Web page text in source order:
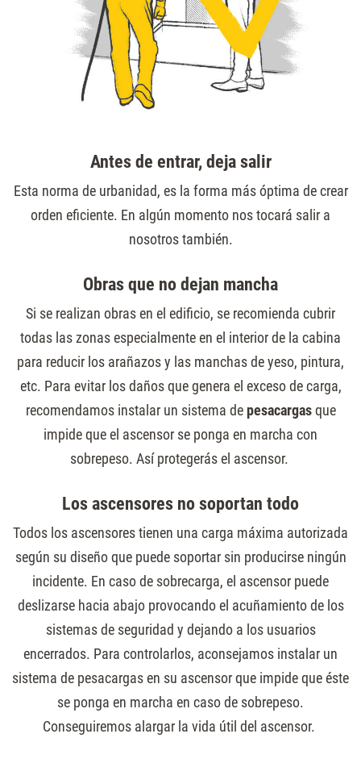
Antes de entrar, deja salir
Esta norma de urbanidad, es la forma más óptima de crear
orden eficiente. En algún momento nos tocará salir a
nosotros también.
Obras que no dejan mancha
Si se realizan obras en el edificio, se recomienda cubrir
todas las zonas especialmente en el interior de la cabina
para reducir los arañazos y las manchas de yeso, pintura,
etc. Para evitar los daños que genera el exceso de carga,
recomendamos instalar un sistema de pesacargasque
impide que el ascensor se ponga en marcha con
sobrepeso. Así protegerás el ascensor.
Los ascensores no soportan todo
Todos los ascensores tienen una carga máxima autorizada
según su diseño que puede soportar sin producirse ningún
incidente. En caso de sobrecarga, el ascensor puede
deslizarse hacia abajo provocando el acuñamiento de los
sistemas de seguridad y dejando a los usuarios
encerrados. Para controlarlos, aconsejamos instalar un
sistema de pesacargas en su ascensor que impide que éste
se ponga en marcha en caso de sobrepeso.
Conseguiremos alargar la vida útil del ascensor.